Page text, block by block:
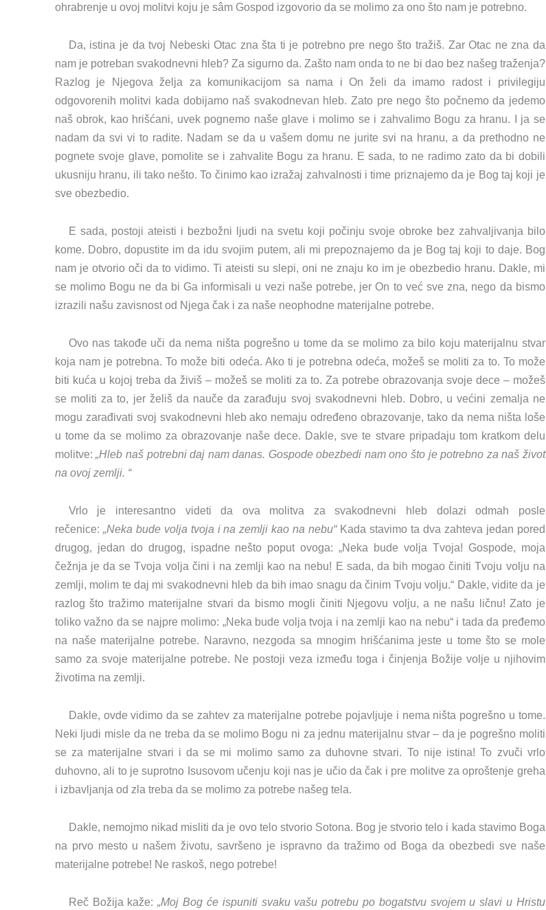
ohrabrenje u ovoj molitvi koju je sâm Gospod izgovorio da se molimo za ono što nam je potrebno.
Da, istina je da tvoj Nebeski Otac zna šta ti je potrebno pre nego što tražiš. Zar Otac ne zna da
nam je potreban svakodnevni hleb? Za sigurno da. Zašto nam onda to ne bi dao bez našeg traženja?
Razlog je Njegova želja za komunikacijom sa nama i On želi da imamo radost i privilegiju
odgovorenih molitvi kada dobijamo naš svakodnevan hleb. Zato pre nego što počnemo da jedemo
naš obrok, kao hrišćani, uvek pognemo naše glave i molimo se i zahvalimo Bogu za hranu. I ja se
nadam da svi vi to radite. Nadam se da u vašem domu ne jurite svi na hranu, a da prethodno ne
pognete svoje glave, pomolite se i zahvalite Bogu za hranu. E sada, to ne radimo zato da bi dobili
ukusniju hranu, ili tako nešto. To činimo kao izražaj zahvalnosti i time priznajemo da je Bog taj koji je
sve obezbedio.
E sada, postoji ateisti i bezbožni ljudi na svetu koji počinju svoje obroke bez zahvaljivanja bilo
kome. Dobro, dopustite im da idu svojim putem, ali mi prepoznajemo da je Bog taj koji to daje. Bog
nam je otvorio oči da to vidimo. Ti ateisti su slepi, oni ne znaju ko im je obezbedio hranu. Dakle, mi
se molimo Bogu ne da bi Ga informisali u vezi naše potrebe, jer On to već sve zna, nego da bismo
izrazili našu zavisnost od Njega čak i za naše neophodne materijalne potrebe.
Ovo nas takođe uči da nema ništa pogrešno u tome da se molimo za bilo koju materijalnu stvar
koja nam je potrebna. To može biti odeća. Ako ti je potrebna odeća, možeš se moliti za to. To može
biti kuća u kojoj treba da živiš – možeš se moliti za to. Za potrebe obrazovanja svoje dece – možeš
se moliti za to, jer želiš da nauče da zarađuju svoj svakodnevni hleb. Dobro, u većini zemalja ne
mogu zarađivati svoj svakodnevni hleb ako nemaju određeno obrazovanje, tako da nema ništa loše
u tome da se molimo za obrazovanje naše dece. Dakle, sve te stvare pripadaju tom kratkom delu
molitve:„Hleb naš potrebni daj nam danas. Gospode obezbedi nam ono što je potrebno za naš život
na ovoj zemlji. “
Vrlo je interesantno videti da ova molitva za svakodnevni hleb dolazi odmah posle
rečenice: „Neka bude volja tvoja i na zemlji kao na nebu“Kada stavimo ta dva zahteva jedan pored
drugog, jedan do drugog, ispadne nešto poput ovoga: „Neka bude volja Tvoja! Gospode, moja
čežnja je da se Tvoja volja čini i na zemlji kao na nebu! E sada, da bih mogao činiti Tvoju volju na
zemlji, molim te daj mi svakodnevni hleb da bih imao snagu da činim Tvoju volju.“ Dakle, vidite da je
razlog što tražimo materijalne stvari da bismo mogli činiti Njegovu volju, a ne našu ličnu! Zato je
toliko važno da se najpre molimo: „Neka bude volja tvoja i na zemlji kao na nebu“ i tada da pređemo
na naše materijalne potrebe. Naravno, nezgoda sa mnogim hrišćanima jeste u tome što se mole
samo za svoje materijalne potrebe. Ne postoji veza između toga i činjenja Božije volje u njihovim
životima na zemlji.
Dakle, ovde vidimo da se zahtev za materijalne potrebe pojavljuje i nema ništa pogrešno u tome.
Neki ljudi misle da ne treba da se molimo Bogu ni za jednu materijalnu stvar – da je pogrešno moliti
se za materijalne stvari i da se mi molimo samo za duhovne stvari. To nije istina! To zvuči vrlo
duhovno, ali to je suprotno Isusovom učenju koji nas je učio da čak i pre molitve za oproštenje greha
i izbavljanja od zla treba da se molimo za potrebe našeg tela.
Dakle, nemojmo nikad misliti da je ovo telo stvorio Sotona. Bog je stvorio telo i kada stavimo Boga
na prvo mesto u našem životu, savršeno je ispravno da tražimo od Boga da obezbedi sve naše
materijalne potrebe! Ne raskoš, nego potrebe!
Reč Božija kaže:„Moj Bog će ispuniti svaku vašu potrebu po bogatstvu svojem u slavi u Hristu